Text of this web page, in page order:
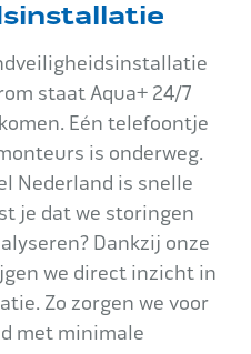
staat Aqua+ 24/7
Eén telefoontje
is onderweg.
Nederland is snelle
je dat we storingen
Dankzij onze
we direct inzicht in
Zo zorgen we voor
met minimale